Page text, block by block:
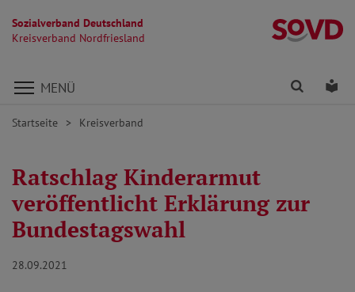
Sozialverband Deutschland
Kreisverband Nordfriesland
Direkt zu den Inhalten springen
MENÜ Finden
Startseite Kreisverband
Ratschlag Kinderarmut
veröffentlicht Erklärung zur
Bundestagswahl
28.09.2021